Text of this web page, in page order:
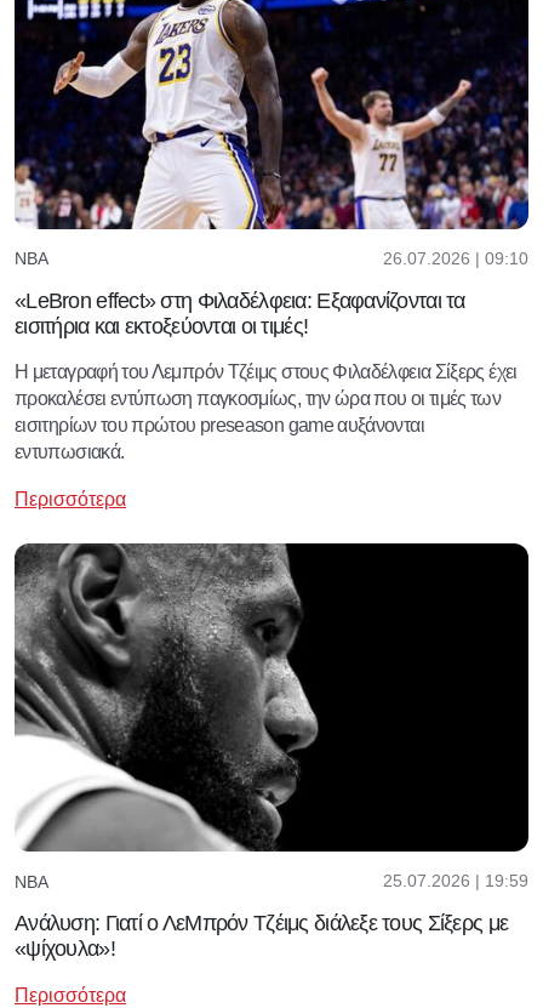
NBA 26.07.2026 | 09:10
«LeBron effect» στη Φιλαδέλφεια: Εξαφανίζονται τα
εισιτήρια και εκτοξεύονται οι τιμές!
Η μεταγραφή του Λεμπρόν Τζέιμς στους Φιλαδέλφεια Σίξερς έχει
προκαλέσει εντύπωση παγκοσμίως, την ώρα που οι τιμές των
εισιτηρίων του πρώτου preseason game αυξάνονται
εντυπωσιακά.
Περισσότερα
NBA 25.07.2026 | 19:59
Ανάλυση: Γιατί ο ΛεΜπρόν Τζέιμς διάλεξε τους Σίξερς με
«ψίχουλα»!
Περισσότερα